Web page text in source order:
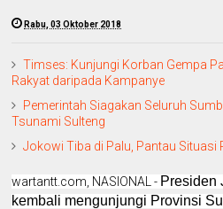
Rabu, 03 Oktober 2018
Timses: Kunjungi Korban Gempa
Rakyat daripada Kampanye
Pemerintah Siagakan Seluruh
Tsunami Sulteng
Jokowi Tiba di Palu, Pantau Situasi
wartantt.com, NASIONAL - Presiden
kembali mengunjungi Provinsi